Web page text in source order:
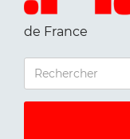
de France
RECHERCHER